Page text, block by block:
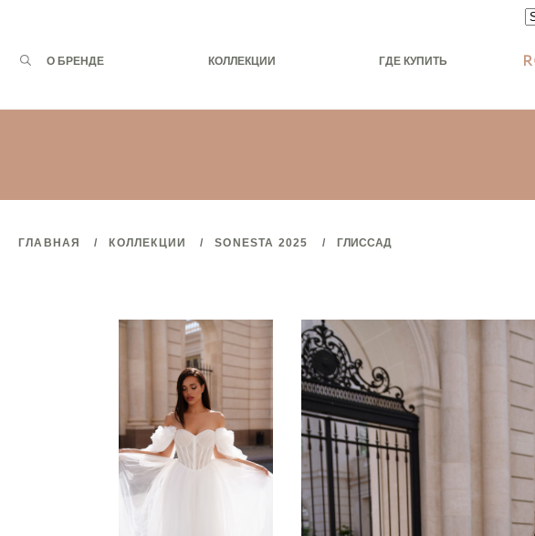
Запрос
О БРЕНДЕ КОЛЛЕКЦИИ ГДЕ КУПИТЬ
ГЛАВНАЯ КОЛЛЕКЦИИ SONESTA 2025 ГЛИССАД